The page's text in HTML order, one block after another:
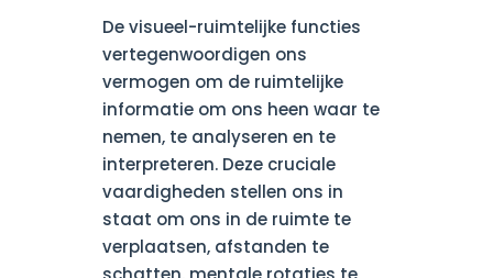
De visueel-ruimtelijke functies
vertegenwoordigen ons
vermogen om de ruimtelijke
informatie om ons heen waar te
nemen, te analyseren en te
interpreteren. Deze cruciale
vaardigheden stellen ons in
staat om ons in de ruimte te
verplaatsen, afstanden te